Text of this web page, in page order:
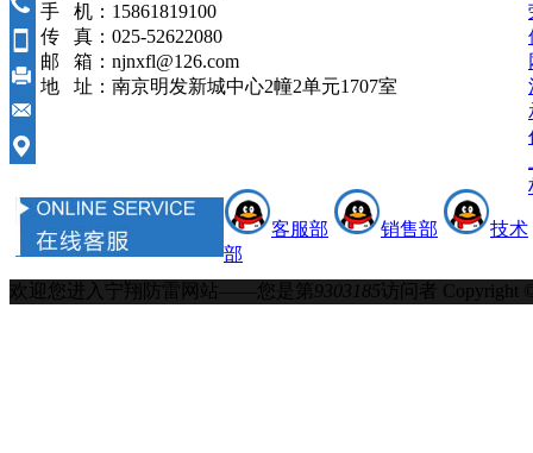
手 机：15861819100
传 真：025-52622080
邮 箱：njnxfl@126.com
地 址：南京明发新城中心2幢2单元1707室
客服部 销售部
技术
部
欢迎您进入宁翔防雷网站——您是第 9303185访问者 Copyright